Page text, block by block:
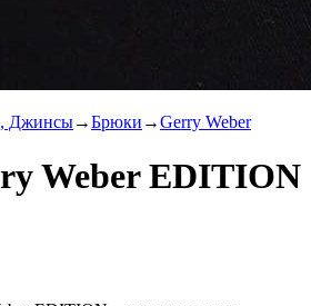
Джинсы Брюки Gerry Weber
Weber EDITION